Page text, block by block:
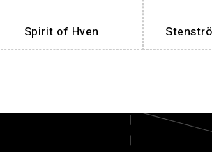
Spirit of Hven